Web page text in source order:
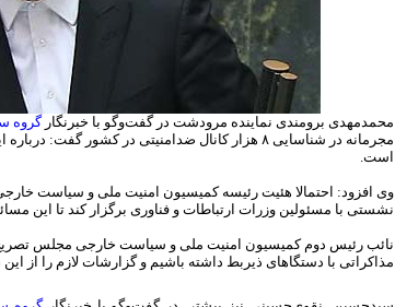
محمدمهدی برومندی نماینده مرودشت در گفت‌وگو با خبرنگارگروه
مجرمانه در شناسایی ۸ هزار کانال ضدامنیتی در
است.
وی افزود: احتمالا هئیت رئیسه کمیسیون امنیت ملی و سیاست
نشستی با مسئولین وزرات ارتباطات و فناوری برگزار کند تا این
نائب رئیس دوم کمیسیون امنیت ملی و سیاست خارجی مجلس تصریح
مذاکراتی با دستگا‌های ذیربط داشته باشیم و گزارشات لازم را از